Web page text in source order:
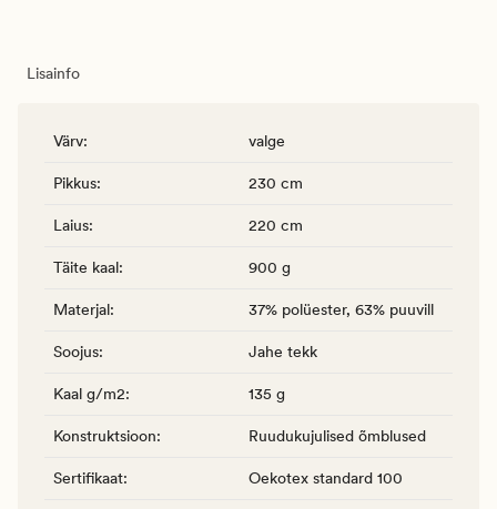
Lisainfo
Värv: valge
Pikkus: 230 cm
Laius: 220 cm
Täite kaal: 900 g
Materjal: 37% polüester, 63% puuvill
Soojus: Jahe tekk
Kaal g/m2: 135 g
Konstruktsioon: Ruudukujulised õmblused
Sertifikaat: Oekotex standard 100